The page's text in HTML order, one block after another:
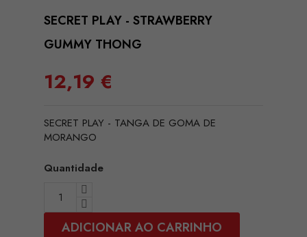
SECRET PLAY - STRAWBERRY
GUMMY THONG
12,19 €
SECRET PLAY - TANGA DE GOMA DE
MORANGO
Quantidade
ADICIONAR AO CARRINHO